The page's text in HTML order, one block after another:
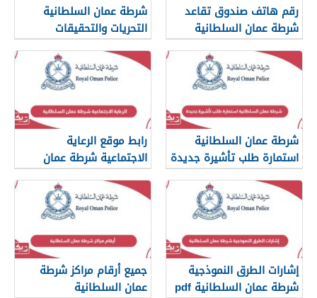
رقم هاتف صندوق تقاعد
شرطة عمان السلطانية
شرطة عمان السلطانية
التحريات والتحقيقات
الجنائية
شرطة عمان السلطانية
استمارة طلب تأشيرة جديدة
رابط موقع الرعاية
الاجتماعية شرطة عمان
السلطانية
إشارات الطرق النموذجية
شرطة عمان السلطانية pdf
جميع أرقام مراكز شرطة
عمان السلطانية